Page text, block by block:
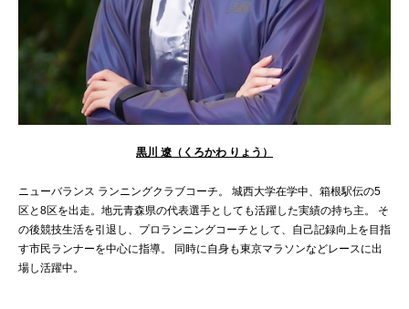
黒川 遼（くろかわ りょう）
ニューバランス ランニングクラブコーチ。 城西大学在学中、箱根駅伝の5
区と8区を出走。地元青森県の代表選手としても活躍した実績の持ち主。 そ
の後競技生活を引退し、プロランニングコーチとして、自己記録向上を目指
す市民ランナーを中心に指導。 同時に自身も東京マラソンなどレースに出
場し活躍中。